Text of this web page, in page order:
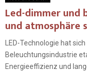
Led-dimmer und
und atmosphäre
LED-Technologie hat
Beleuchtungsindustrie
Energieeffizienz und